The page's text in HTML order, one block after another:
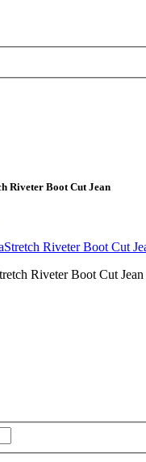
Riveter Boot Cut Jean
Riveter Boot Cut Jean